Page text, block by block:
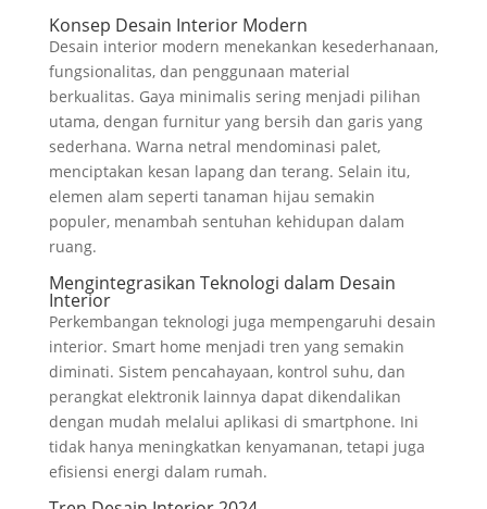
Konsep Desain Interior Modern
Desain interior modern menekankan kesederhanaan,
fungsionalitas, dan penggunaan material
berkualitas. Gaya minimalis sering menjadi pilihan
utama, dengan furnitur yang bersih dan garis yang
sederhana. Warna netral mendominasi palet,
menciptakan kesan lapang dan terang. Selain itu,
elemen alam seperti tanaman hijau semakin
populer, menambah sentuhan kehidupan dalam
ruang.
Mengintegrasikan Teknologi dalam Desain
Interior
Perkembangan teknologi juga mempengaruhi desain
interior. Smart home menjadi tren yang semakin
diminati. Sistem pencahayaan, kontrol suhu, dan
perangkat elektronik lainnya dapat dikendalikan
dengan mudah melalui aplikasi di smartphone. Ini
tidak hanya meningkatkan kenyamanan, tetapi juga
efisiensi energi dalam rumah.